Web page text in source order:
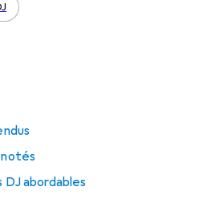
notés
DJ abordables